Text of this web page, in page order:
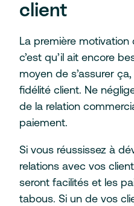
client
La première motivation
c’est qu’il ait encore
moyen de s’assurer
fidélité client. Ne
de la relation
paiement.
Si vous réussissez à
relations avec vos
seront facilités et les
tabous. Si un de vos